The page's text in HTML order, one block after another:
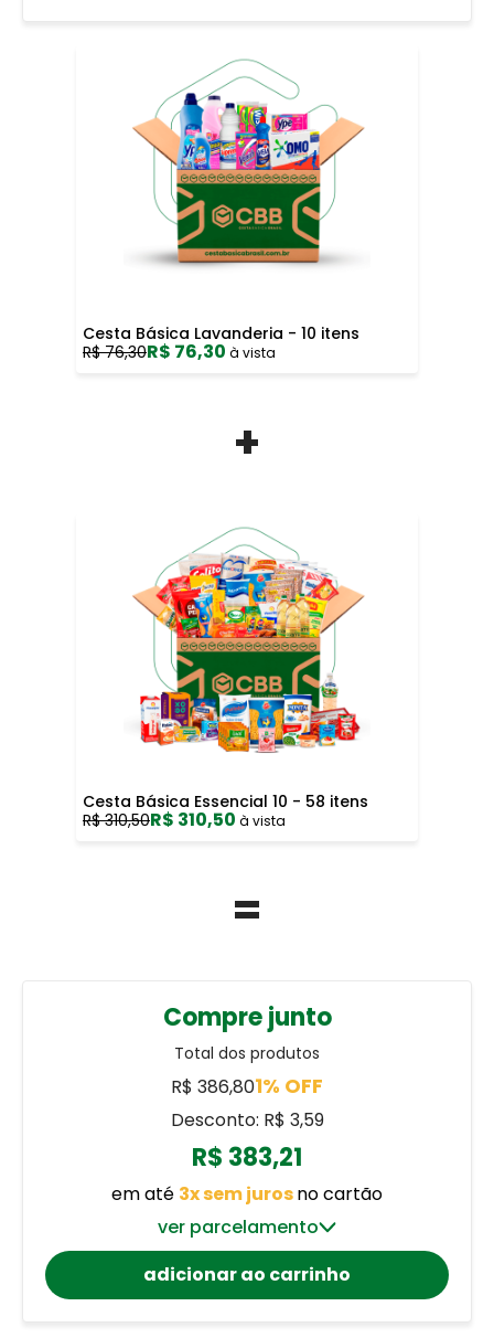
Cesta Básica Lavanderia - 10 itens
R$ 76,30R$ 76,30 à vista
+
Cesta Básica Essencial 10 - 58 itens
R$ 310,50R$ 310,50 à vista
=
Compre junto
Total dos produtos
R$ 386,801% OFF
Desconto: R$ 3,59
R$ 383,21
em até 3x sem jurosno cartão
ver parcelamento
adicionar ao carrinho